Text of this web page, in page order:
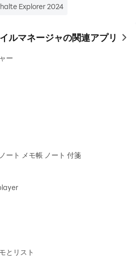
のような機能がファイルマネージ
、OneDrive、Dropboxなどの
Google Drive、OneDrive、
、SugarSync、MediaFire、
WebDAV
ラウザ経由で任意のデバイスと
・大容量ファイル・不要データ
256、パスワード＆指紋対応
、RAR、TARの作成と展開
Explorer 2024
ルマネージャの関連アプリ to
ー
ート メモ帳 ノート 付箋
とリスト